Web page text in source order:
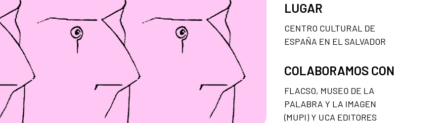
LUGAR
CENTRO CULTURAL DE
ESPAÑA EN EL SALVADOR
COLABORAMOS CON
FLACSO, MUSEO DE LA
PALABRA Y LA IMAGEN
(MUPI) Y UCA EDITORES